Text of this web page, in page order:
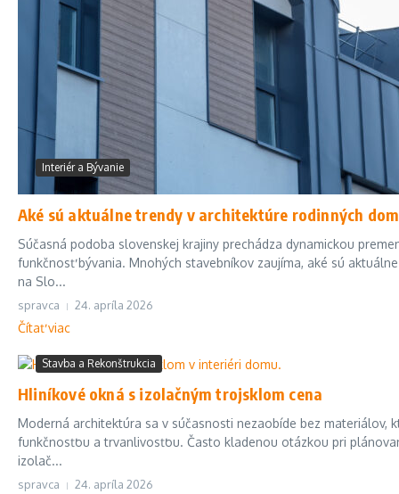
Interiér a Bývanie
Aké sú aktuálne trendy v architektúre rodinných
Súčasná podoba slovenskej krajiny prechádza dynamickou
funkčnosť bývania. Mnohých stavebníkov zaujíma, aké sú
na Slo...
spravca 24. apríla 2026
Čítať viac
Stavba a Rekonštrukcia
Hliníkové okná s izolačným trojsklom cena
Moderná architektúra sa v súčasnosti nezaobíde bez materiálov,
funkčnosťou a trvanlivosťou. Často kladenou otázkou pri
izolač...
spravca 24. apríla 2026